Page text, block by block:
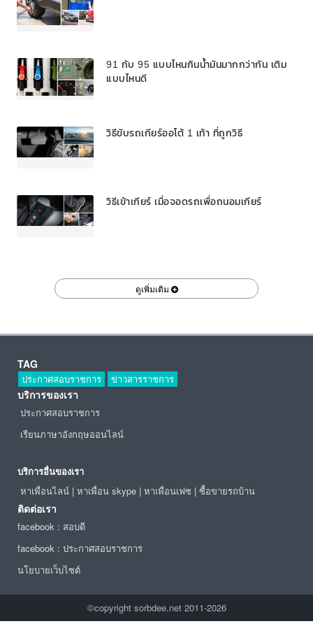
91 กับ 95 แบบไหนกินน้ำมันมากกว่ากัน เติม
แบบไหนดี
วิธีขับรถเกียร์ออโต้ 1 เท้า ที่ถูกวิธี
วิธีเข้าเกียร์ เมื่อจอดรถเพื่อถนอมเกียร์
ดูเพิ่มเติม
TAG
ประกาศสอบราชการ ข่าวสารราชการ
บริการของเรา
ประกาศสอบราชการ
เรียนภาษาอังกฤษออนไลน์
บริการอื่นของเรา
หาเพื่อนไลน์ | หาเพื่อน skype | หาเพื่อนเฟซ | ซื้อขายรถบ้าน
ติดต่อเรา
facebook : สอบดี
facebook : ประกาศสอบราชการ
นโยบายเว็บไซต์
©copyright sorbdee.net 2011-2026